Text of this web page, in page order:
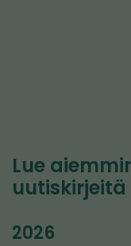
Lue
uutiskirjeitä
2026